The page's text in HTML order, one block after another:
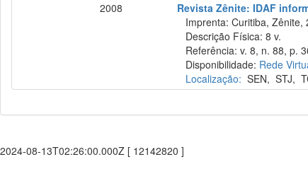
2008
Revista Zênite: IDAF
Imprenta: Curitiba, Zênite,
Descrição Física: 8 v.
Referência: v. 8, n. 88, p.
Disponibilidade: Rede
Localização: SEN,STJ,
2024-08-13T02:26:00.000Z [ 12142820 ]